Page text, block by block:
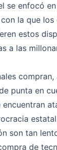
se enfocó
la que los
estos
a las
punta en
encuentran
son tan
de